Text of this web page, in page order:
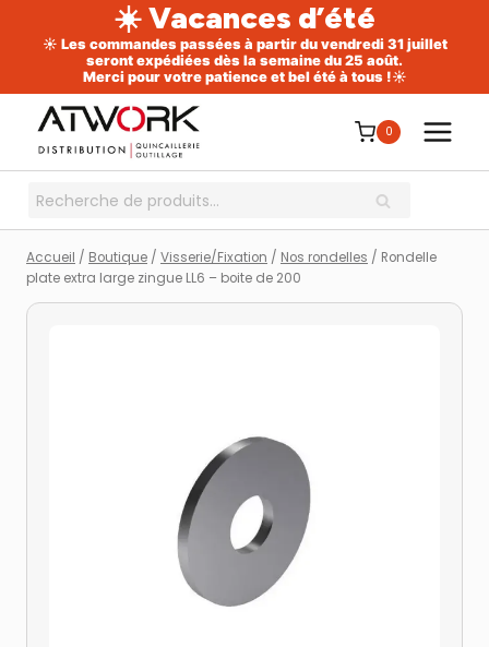
☀️ Vacances d’été
☀️ Les commandes passées à partir du vendredi 31 juillet
seront expédiées dès la semaine du 25 août.
Merci pour votre patience et bel été à tous !☀️
contenu
0
Recherche
RECHERCHE
Accueil / Boutique / Visserie/Fixation / Nos rondelles / Rondelle
plate extra large zingue LL6 – boite de 200